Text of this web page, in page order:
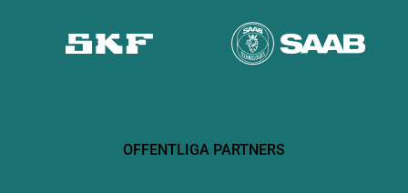
OFFENTLIGA PARTNERS